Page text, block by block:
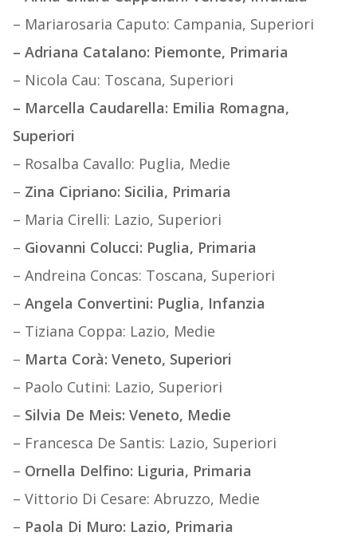
– Mariarosaria Caputo: Campania, Superiori
– Adriana Catalano: Piemonte, Primaria
– Nicola Cau: Toscana, Superiori
– Marcella Caudarella: Emilia Romagna,
Superiori
– Rosalba Cavallo: Puglia, Medie
– Zina Cipriano: Sicilia, Primaria
– Maria Cirelli: Lazio, Superiori
– Giovanni Colucci: Puglia, Primaria
– Andreina Concas: Toscana, Superiori
– Angela Convertini: Puglia, Infanzia
– Tiziana Coppa: Lazio, Medie
– Marta Corà: Veneto, Superiori
– Paolo Cutini: Lazio, Superiori
– Silvia De Meis: Veneto, Medie
– Francesca De Santis: Lazio, Superiori
– Ornella Delfino: Liguria, Primaria
– Vittorio Di Cesare: Abruzzo, Medie
– Paola Di Muro: Lazio, Primaria